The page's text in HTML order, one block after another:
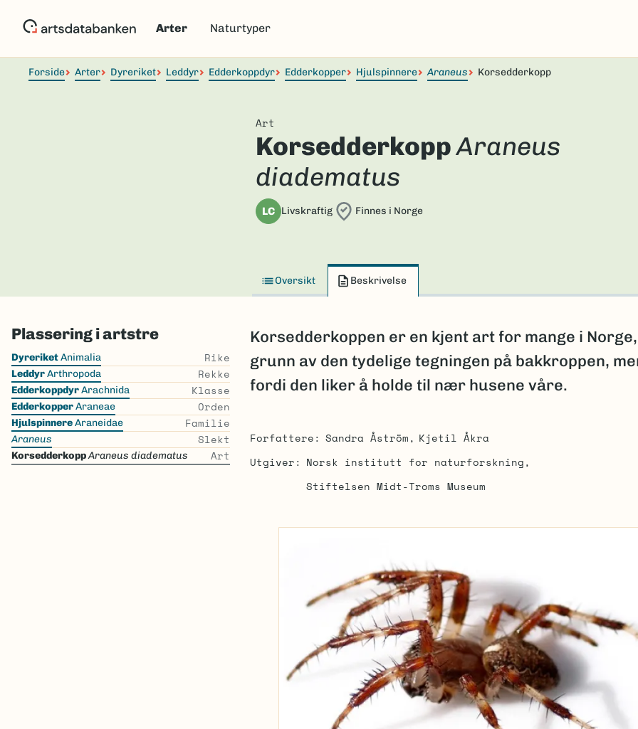
Arter Naturtyper
Forside Arter Dyreriket Leddyr Edderkoppdyr Edderkopper Hjulspinnere Araneus Korsedderkopp
Art
KorsedderkoppAraneus
diadematus
LC Livskraftig Finnes i Norge
Oversikt Beskrivelse
Plassering i artstre
Skip
the
list
DyreriketAnimalia Rike
LeddyrArthropoda Rekke
EdderkoppdyrArachnida Klasse
EdderkopperAraneae Orden
HjulspinnereAraneidae Familie
Araneus Slekt
KorsedderkoppAraneus diadematus Art
Korsedderkoppen er en kjent art for mange i
grunn av den tydelige tegningen på bakkroppen,
fordi den liker å holde til nær husene våre.
Forfattere Sandra Åström
Kjetil Åkra
Utgiver
Norsk institutt for naturforskning
Stiftelsen Midt-Troms Museum